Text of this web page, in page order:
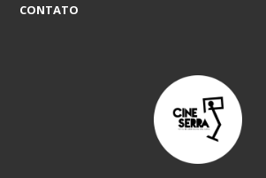
CONTATO